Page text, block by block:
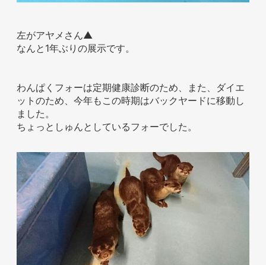
左がアヤメさん▲
なんと1年ぶりの展示です。
わんぱくフォーは定期健康診断のため、また、ダイエ
ットのため、今年もこの時期はバックヤードに移動し
ました。
ちょっとしゅんとしているフォーでした。